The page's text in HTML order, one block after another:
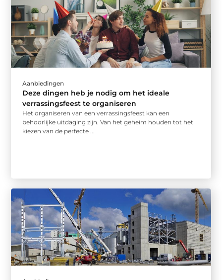
Aanbiedingen
Deze dingen heb je nodig om het ideale
verrassingsfeest te organiseren
Het organiseren van een verrassingsfeest kan een
behoorlijke uitdaging zijn. Van het geheim houden tot het
kiezen van de perfecte ...